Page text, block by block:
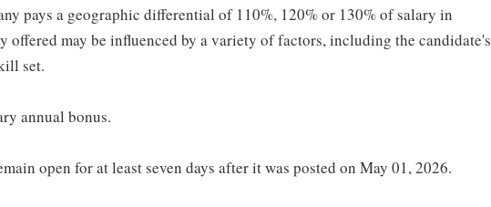
pays a geographic differential of 110%, 120% or 130% of salary in
offered may be influenced by a variety of factors, including the candidate's
set.
annual bonus.
open for at least seven days after it was posted on May 01, 2026.